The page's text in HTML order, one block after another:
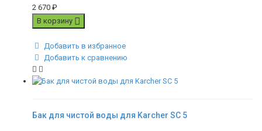
2 670 ₽
В корзину
Добавить в избранное
Добавить к сравнению
Бак для чистой воды для Karcher SC 5